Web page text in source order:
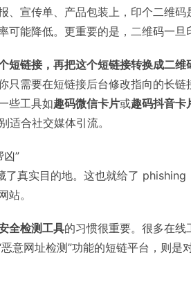
、宣传单、产品包装上，印个二维
能降低。更重要的是，二维码一旦
短链接，再把这个短链接转换成二维
只需要在短链接后台修改指向的长
些工具如趣码微信卡片或趣码抖音卡
适合社交媒体引流。
”
真实目的地。这也就给了 phishing
站。
全检测工具的习惯很重要。很多在线
意网址检测”功能的短链平台，则